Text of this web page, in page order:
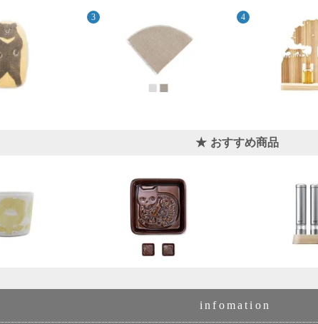
おすすめ商品
infomation